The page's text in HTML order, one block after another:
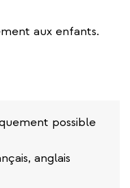
aux enfants.
possible
anglais